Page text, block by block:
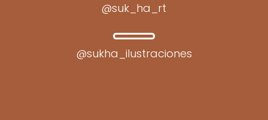
@suk_ha_rt
@sukha_ilustraciones